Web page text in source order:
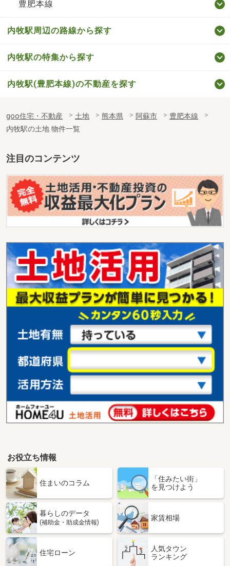
豊肥本線
内牧駅周辺の路線から探す
内牧駅の特集から探す
内牧駅(豊肥本線)の不動産を探す
goo住宅・不動産 土地 熊本県 阿蘇市
豊肥本線
内牧駅の土地 物件一覧
注目のコンテンツ
お役立ち情報
住まいのコラム
「住みたい街」
を見つけよう
暮らしのデータ
(補助金・助成金情報)
家賃相場
住宅ローン
人気タウン
ランキング